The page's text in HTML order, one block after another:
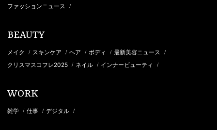
ファッションニュース /
BEAUTY
メイク / スキンケア / ヘア / ボディ / 最新美容ニュース /
クリスマスコフレ2025 / ネイル / インナービューティ /
WORK
雑学 / 仕事 / デジタル /